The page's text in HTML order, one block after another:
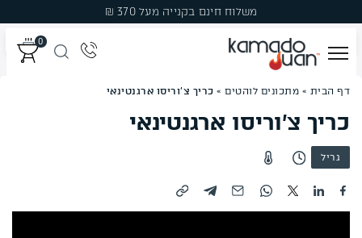
to
content
משלוח חינם בקנייה מעל 370 ₪
0
מְעַשְּׁנוֹת
פֶּחָמִים
דף הבית » מתכונים לוהטים » כריך צ’וריסו ארגנטינאי
כריך צ’וריסו ארגנטינאי
גריל